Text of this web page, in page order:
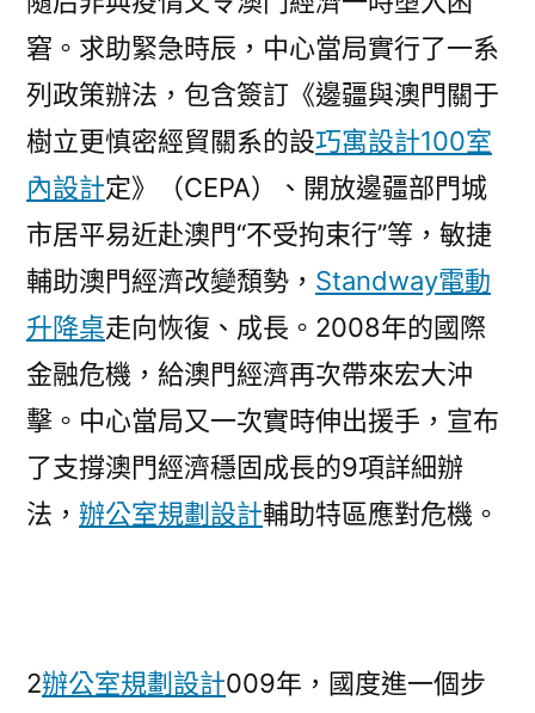
窘。求助緊急時辰，中心當局實行了一系
列政策辦法，包含簽訂《邊疆與澳門關于
樹立更慎密經貿關系的設巧寓設計100室
內設計定》（CEPA）、開放邊疆部門城
市居平易近赴澳門“不受拘束行”等，敏捷
輔助澳門經濟改變頹勢， Standway電動
升降桌走向恢復、成長。2008年的國際
金融危機，給澳門經濟再次帶來宏大沖
擊。中心當局又一次實時伸出援手，宣布
了支撐澳門經濟穩固成長的9項詳細辦
法， 辦公室規劃設計輔助特區應對危機。
2辦公室規劃設計009年，國度進一個步